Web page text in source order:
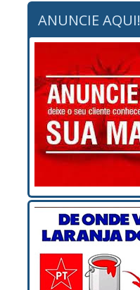
ANUNCIE AQUI!